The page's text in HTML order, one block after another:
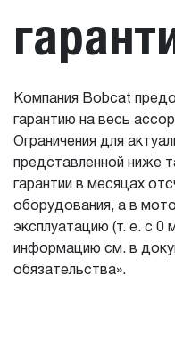
Компания Bobcat
гарантию на весь
Ограничения для
представленной ниже
гарантии в месяцах
оборудования, а в
эксплуатацию (т. е. с
информацию см. в
обязательства».